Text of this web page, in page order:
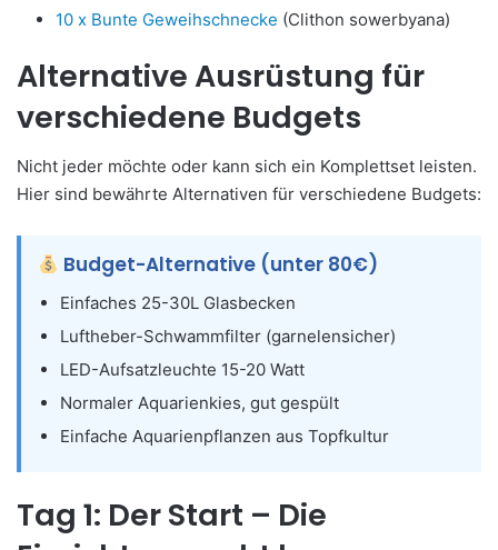
10 x Bunte Geweihschnecke (Clithon sowerbyana)
Alternative Ausrüstung für
verschiedene Budgets
Nicht jeder möchte oder kann sich ein Komplettset leisten.
Hier sind bewährte Alternativen für verschiedene Budgets:
Budget-Alternative (unter 80€)
Einfaches 25-30L Glasbecken
Luftheber-Schwammfilter (garnelensicher)
LED-Aufsatzleuchte 15-20 Watt
Normaler Aquarienkies, gut gespült
Einfache Aquarienpflanzen aus Topfkultur
Tag 1: Der Start – Die